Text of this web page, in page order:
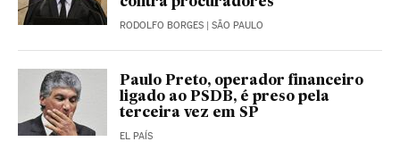
contra procuradores
RODOLFO BORGES | SÃO PAULO
Paulo Preto, operador financeiro
ligado ao PSDB, é preso pela
terceira vez em SP
EL PAÍS